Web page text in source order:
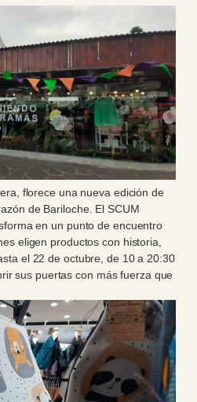
florece una nueva edición de
de Bariloche. El SCUM
en un punto de encuentro
eligen productos con historia,
el 22 de octubre, de 10 a 20:30
sus puertas con más fuerza que